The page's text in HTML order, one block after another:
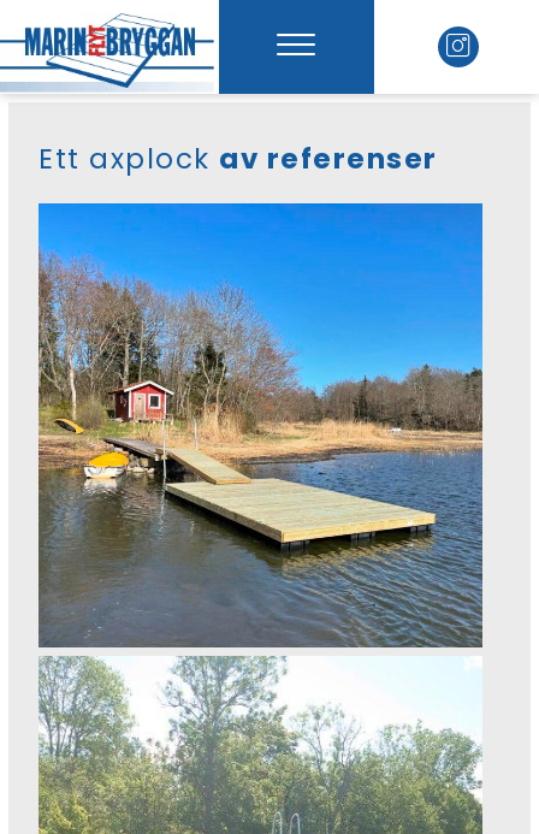
Ett axplock av referenser